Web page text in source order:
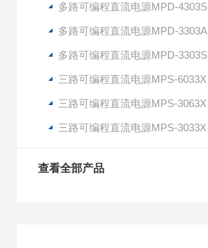
多路可编程直流电源MPD-4303S
多路可编程直流电源MPD-3303A
多路可编程直流电源MPD-3303S
三路可编程直流电源MPS-6033X
三路可编程直流电源MPS-3063X
三路可编程直流电源MPS-3033X
查看全部产品